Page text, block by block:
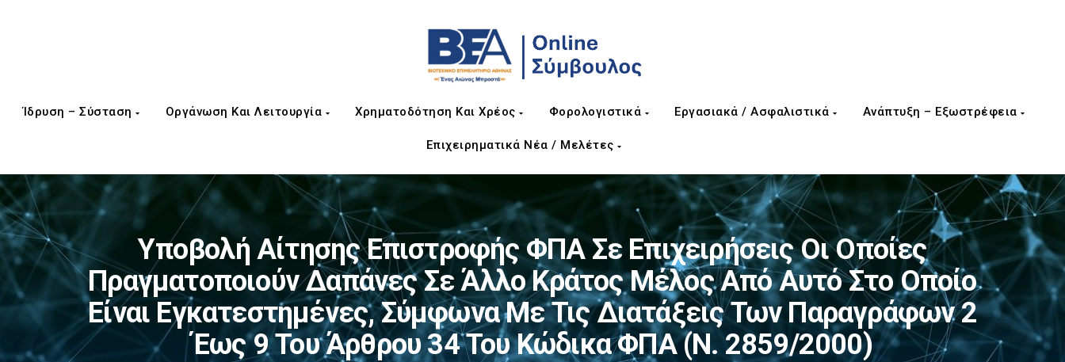
Ίδρυση – Σύσταση Οργάνωση Και Λειτουργία Χρηματοδότηση Και Χρέος Φορολογιστικά Εργασιακά / Ασφαλιστικά Ανάπτυξη – Εξωστρέφεια
Επιχειρηματικά Νέα / Μελέτες
Υποβολή Αίτησης Επιστροφής ΦΠΑ Σε Επιχειρήσεις Οι Οποίες
Πραγματοποιούν Δαπάνες Σε Άλλο Κράτος Μέλος Από Αυτό Στο Οποίο
Είναι Εγκατεστημένες, Σύμφωνα Με Τις Διατάξεις Των Παραγράφων 2
Έως 9 Του Άρθρου 34 Του Κώδικα ΦΠΑ (ν. 2859/2000)